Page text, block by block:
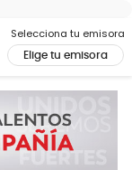
Selecciona tu emisora
Elige tu emisora